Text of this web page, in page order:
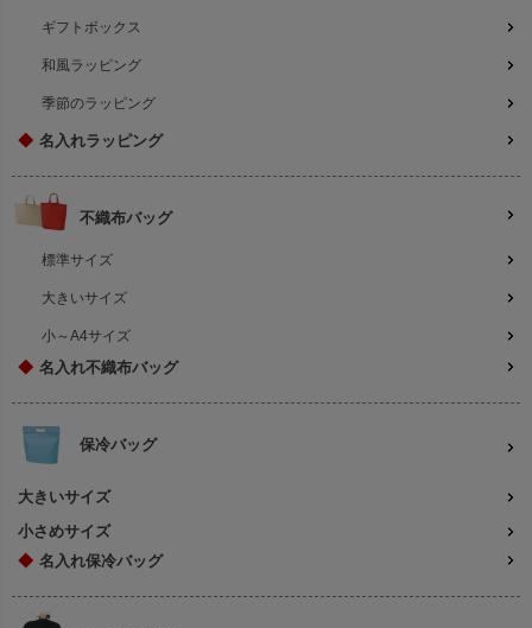
ギフトボックス
和風ラッピング
季節のラッピング
◆ 名入れラッピング
不織布バッグ
標準サイズ
大きいサイズ
小～A4サイズ
◆ 名入れ不織布バッグ
保冷バッグ
大きいサイズ
小さめサイズ
◆ 名入れ保冷バッグ